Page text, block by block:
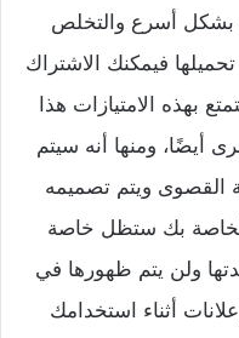
بشكل أسرع والتخلص
فيمكنك الاشتراك
بهذه الامتيازات هذا
أيضًا، ومنها أنه سيتم
القصوى ويتم تصميمه
بك ستظل خاصة
ولن يتم ظهورها في
أثناء استخدامك